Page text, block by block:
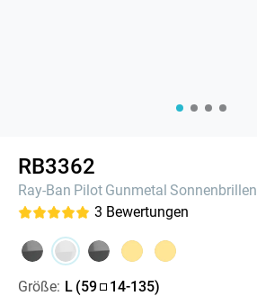
RB3362
Ray-Ban Pilot Gunmetal Sonnenbrillen
3 Bewertungen
Größe: L (59 14-135)